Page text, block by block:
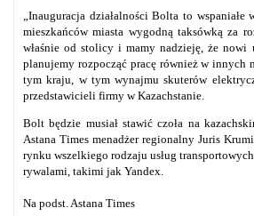
„Inauguracja działalności Bolta to
mieszkańców miasta wygodną taksówką za
właśnie od stolicy i mamy nadzieję, że nowi
planujemy rozpocząć pracę również w innych
tym kraju, w tym wynajmu skuterów
przedstawicieli firmy w Kazachstanie.
Bolt będzie musiał stawić czoła na
Astana Times menadżer regionalny Juris
rynku wszelkiego rodzaju usług
rywalami, takimi jak Yandex.
Na podst. Astana Times